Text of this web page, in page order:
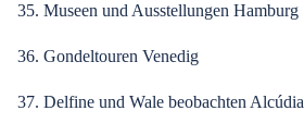
35. Museen und Ausstellungen Hamburg
36. Gondeltouren Venedig
37. Delfine und Wale beobachten Alcúdia